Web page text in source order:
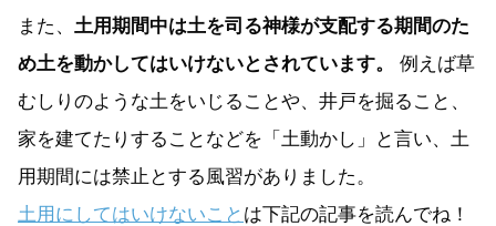
また、 土用期間中は土を司る神様が支配する期間のた
め土を動かしてはいけないとされています。
例えば草
むしりのような土をいじることや、井戸を掘ること、
家を建てたりすることなどを「土動かし」と言い、土
用期間には禁止とする風習がありました。
土用にしてはいけないこと は下記の記事を読んでね！